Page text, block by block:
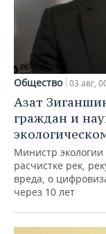
Общество 03 авг,
Азат
граждан и
Министр
расчистке рек,
вреда, о
через 10 лет